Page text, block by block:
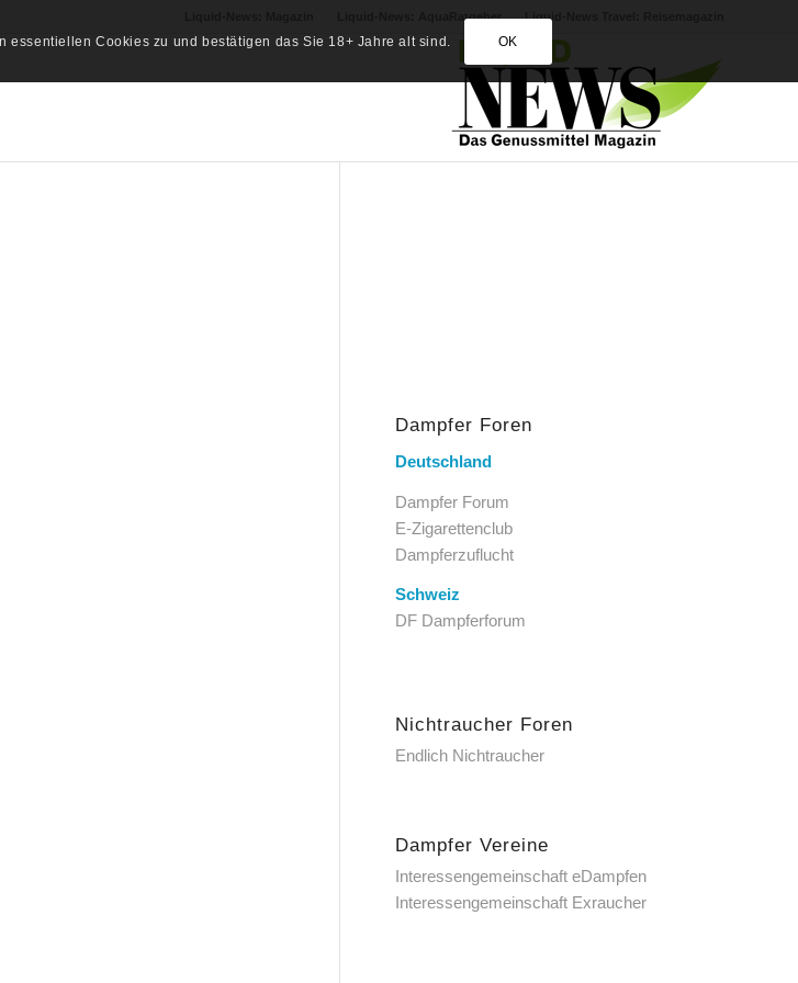
Liquid-News: AquaRatgeber Liquid-News Travel: Reisemagazin
Dampfer Foren
Deutschland
Dampfer Forum
E-Zigarettenclub
Dampferzuflucht
Schweiz
DF Dampferforum
Nichtraucher Foren
Endlich Nichtraucher
Dampfer Vereine
Interessengemeinschaft eDampfen
Interessengemeinschaft Exraucher
Cookies zu und bestätigen das Sie 18+ Jahre alt sind. OK